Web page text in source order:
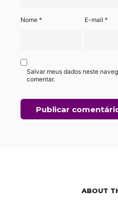
Nome * E-mail*
Salvar meus dados neste
comentar.
ABOUT